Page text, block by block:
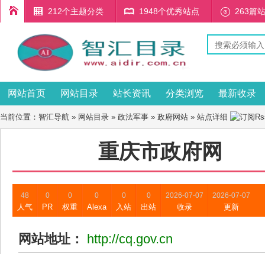
212个主题分类 1948个优秀站点 263篇
网站首页 网站目录 站长资讯 分类浏览 最新收录
当前位置： 智汇导航 » 网站目录 » 政法军事 » 政府网站 » 站点详细
重庆市政府网
48
人气
0
PR
0
权重
0
Alexa
0
入站
0
出站
2026-07-07
收录
2026-07-07
更新
网站地址：
http://cq.gov.cn